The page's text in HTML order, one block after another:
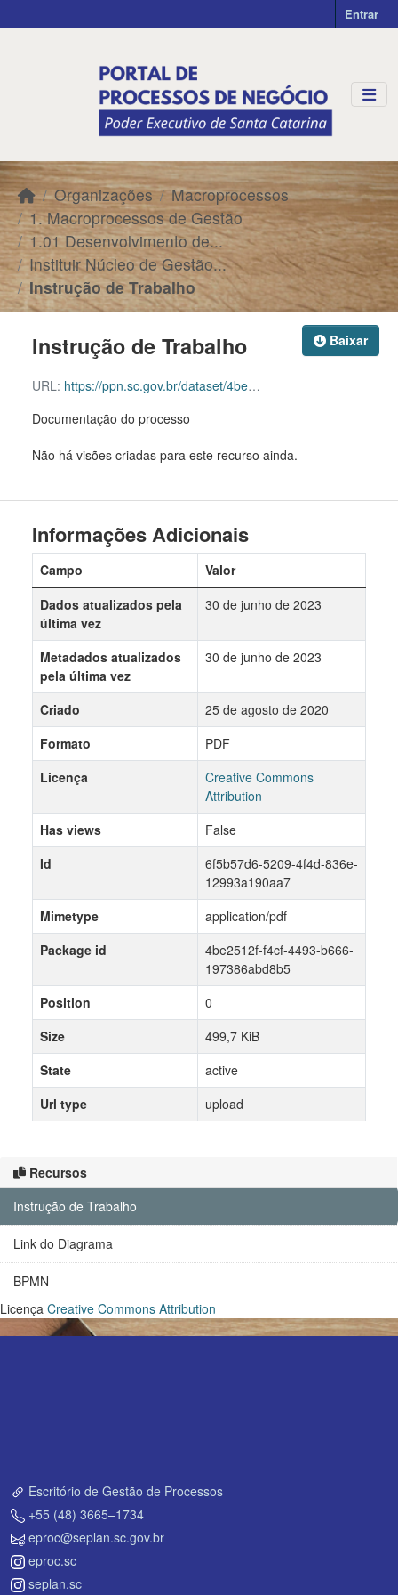
Entrar
Organizações
Macroprocessos
1. Macroprocessos de Gestão
1.01 Desenvolvimento de...
Instituir Núcleo de Gestão...
Instrução de Trabalho
Baixar
Instrução de Trabalho
URL: https://ppn.sc.gov.br/dataset/4be2512f-f4cf-4493-b666-197386abd8b5/resource/6f5b57d6-5209-4f4d-836e-12993a190aa7/download/materializarpdf-3.pdf
Documentação do processo
Não há visões criadas para este recurso ainda.
Recursos
Instrução de Trabalho
Link do Diagrama
BPMN
Licença Creative Commons Attribution
Informações Adicionais
Campo
Valor
Dados atualizados pela
última vez
30 de junho de 2023
Metadados atualizados
pela última vez
30 de junho de 2023
Criado
25 de agosto de 2020
Formato
PDF
Licença
Creative Commons
Attribution
Has views
False
Id
6f5b57d6-5209-4f4d-836e-
12993a190aa7
Mimetype
application/pdf
Package id
4be2512f-f4cf-4493-b666-
197386abd8b5
Position
0
Size
499,7 KiB
State
active
Url type
upload
Escritório de Gestão de Processos
+55 (48) 3665–1734
eproc@seplan.sc.gov.br
eproc.sc
seplan.sc